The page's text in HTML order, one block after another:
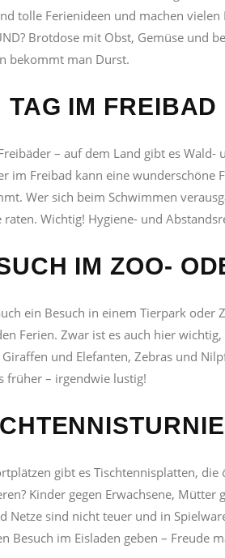
tolle Ferienideen und machen vielen
Brotdose mit Obst, Gemüse und
bekommt man Durst.
TAG IM
– auf dem Land gibt es
im Freibad kann eine wunderschöne
Wer sich beim Schwimmen
raten. Wichtig! Hygiene- und
IM ZOO-
ein Besuch in einem Tierpark
Ferien. Zwar ist es auch hier
und Elefanten, Zebras und
früher – irgendwie lustig!
gibt es Tischtennisplatten,
Kinder gegen Erwachsene, Mütter
Netze sind nicht teuer und in
Besuch im Eisladen geben – Freude